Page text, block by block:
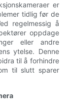
er
tidlig før de
regelmessig å
oppdage
eller andre
ytelse. Denne
til å forhindre
til slutt sparer